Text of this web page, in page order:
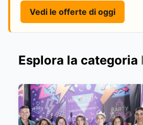
Vedi le offerte di oggi
Esplora la categoria